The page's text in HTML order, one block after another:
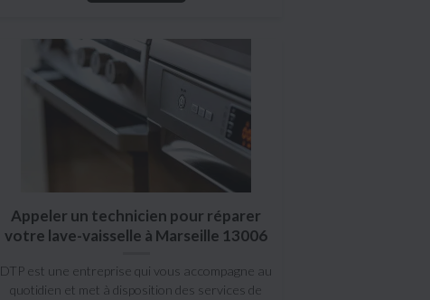
Appeler un technicien pour réparer
votre lave-vaisselle à Marseille 13006
DTP est une entreprise qui vous accompagne au
quotidien et met à disposition des services de